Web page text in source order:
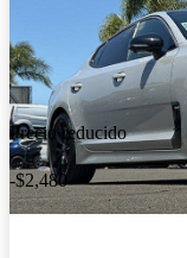
Precio reducido
-$2,480